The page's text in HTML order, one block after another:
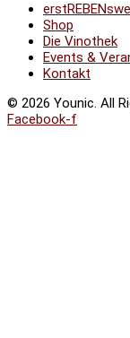
Shop
Die Vinothek
Events &
Kontakt
© 2026 Younic. All
Facebook-f